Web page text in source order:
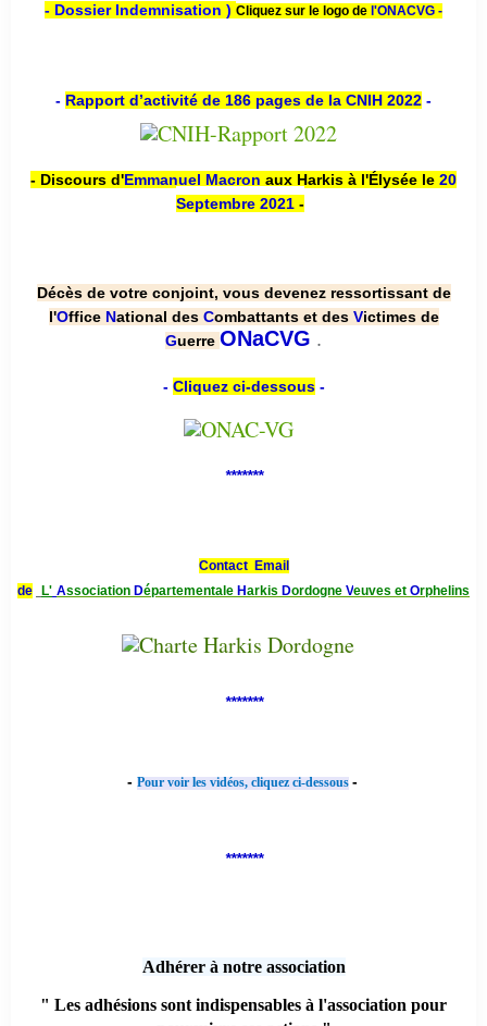
- Dossier Indemnisation ) Cliquez sur le logo de l'ONACVG -
- Rapport d’activité de 186 pages de la CNIH 2022 -
- Discours d'Emmanuel Macron aux Harkis à l'Élysée le 20
Septembre 2021 -
Décès de votre conjoint, vous devenez ressortissant de
l'Office National des Combattants et des Victimes de
Guerre ONaCVG .
- Cliquez ci-dessous-
*******
Contact Email
de
L' Association Départementale Harkis Dordogne Veuves et Orphelins
*******
- Pour voir les vidéos, cliquez ci-dessous -
*******
Adhérer à notre association
" Les adhésions sont indispensables à l'association pour